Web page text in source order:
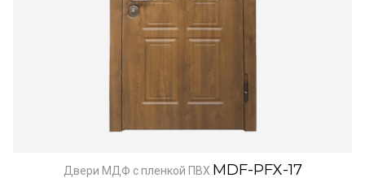
Двери МДФ с пленкой ПВХ MDF-PFX-17